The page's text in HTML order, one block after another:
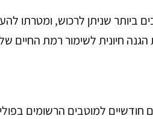
ביותר שניתן לרכוש, ומטרתו
חיונית לשימור רמת החיים
חודשיים למוטבים הרשומים